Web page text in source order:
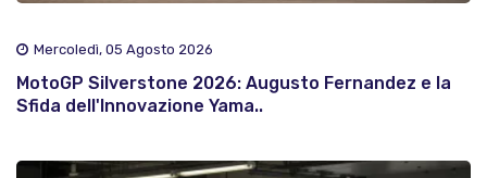
Mercoledì, 05 Agosto 2026
MotoGP Silverstone 2026: Augusto Fernandez e la
Sfida dell'Innovazione Yama..